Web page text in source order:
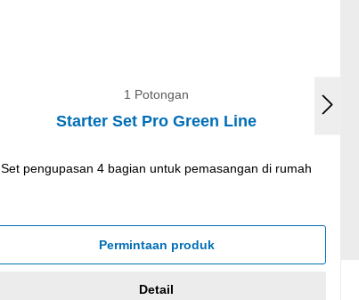
1 Potongan
Starter Set Pro Green Line
Set pengupasan 4 bagian untuk pemasangan di rumah
Permintaan produk
Detail